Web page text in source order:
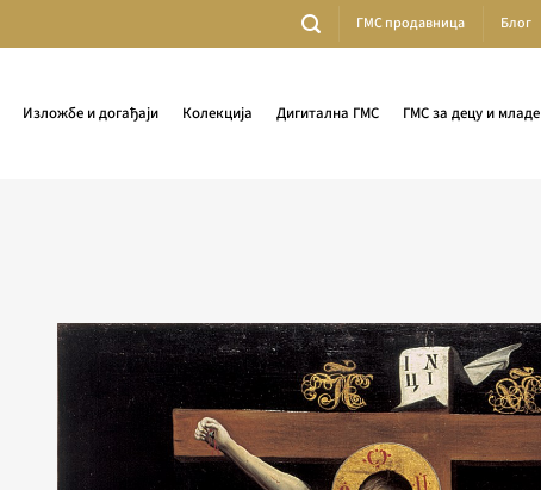
ГМС продавница Блог
Изложбе и догађаји Колекција Дигитална ГМС ГМС за децу и младе